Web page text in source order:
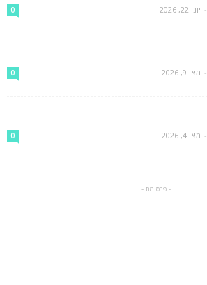
- יוני 22, 2026 0
- מאי 9, 2026 0
- מאי 4, 2026 0
- פרסומת -